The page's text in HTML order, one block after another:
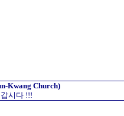
Kwang Church)
시다 !!!